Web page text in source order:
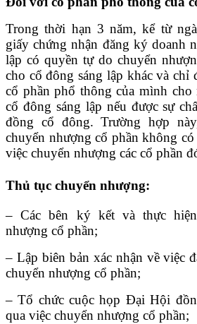
Trong thời hạn 3 năm, kể từ
giấy chứng nhận đăng ký doanh
lập có quyền tự do chuyển
cho cổ đông sáng lập khác và chỉ
cổ phần phổ thông của mình
cổ đông sáng lập nếu được sự
đồng cổ đông. Trường hợp
chuyển nhượng cổ phần không
việc chuyển nhượng các cổ phần
Thủ tục chuyển nhượng:
– Các bên ký kết và thực
nhượng cổ phần;
– Lập biên bản xác nhận về việc
chuyển nhượng cổ phần;
– Tổ chức cuộc họp Đại Hội
qua việc chuyển nhượng cổ phần;